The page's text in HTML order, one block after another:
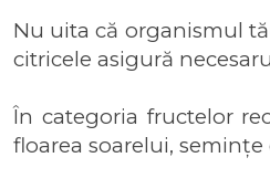
Nu uita că organismul
citricele asigură
În categoria fructelor
floarea soarelui,